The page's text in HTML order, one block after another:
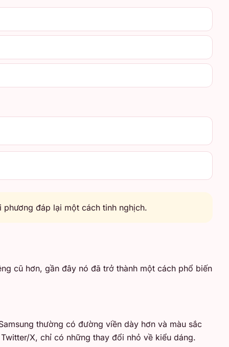
đáp lại một cách tinh nghịch.
cũ hơn, gần đây nó đã trở thành một cách phổ biến
thường có đường viền dày hơn và màu sắc
X, chỉ có những thay đổi nhỏ về kiểu dáng.